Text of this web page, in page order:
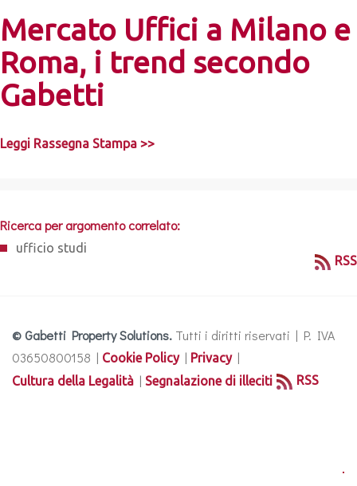
Mercato Uffici a Milano e
Roma, i trend secondo
Gabetti
Leggi Rassegna Stampa >>
Ricerca per argomento correlato:
ufficio studi
RSS
© Gabetti Property Solutions. Tutti i diritti riservati | P. IVA
03650800158 | Cookie Policy| Privacy|
Cultura della Legalità | Segnalazione di illeciti RSS